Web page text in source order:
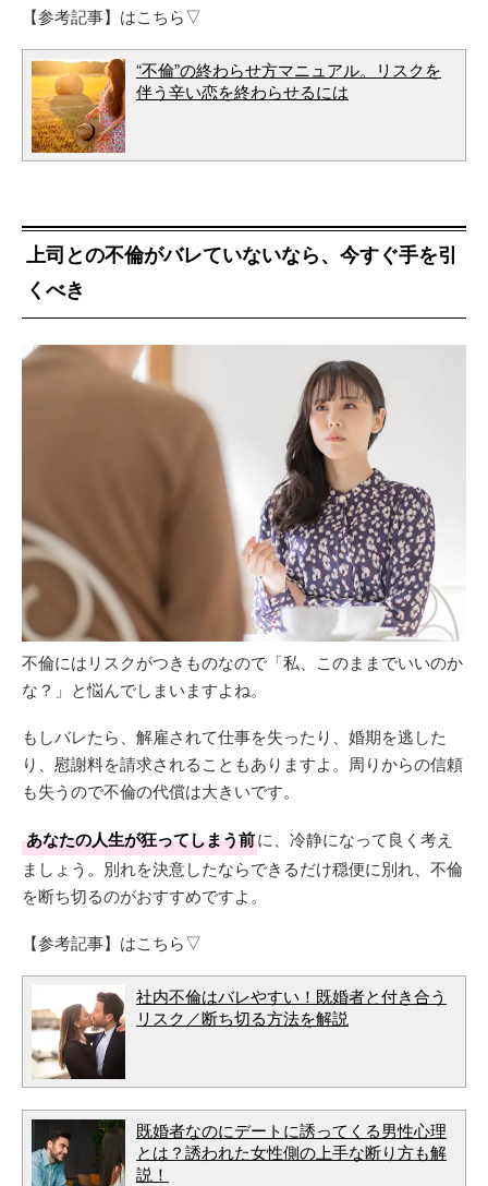
【参考記事】はこちら▽
“不倫”の終わらせ方マニュアル。リスクを
伴う辛い恋を終わらせるには
上司との不倫がバレていないなら、今すぐ手を引
くべき
不倫にはリスクがつきものなので「私、このままでいいのか
な？」と悩んでしまいますよね。
もしバレたら、解雇されて仕事を失ったり、婚期を逃した
り、慰謝料を請求されることもありますよ。周りからの信頼
も失うので不倫の代償は大きいです。
あなたの人生が狂ってしまう前に、冷静になって良く考え
ましょう。別れを決意したならできるだけ穏便に別れ、不倫
を断ち切るのがおすすめですよ。
【参考記事】はこちら▽
社内不倫はバレやすい！既婚者と付き合う
リスク／断ち切る方法を解説
既婚者なのにデートに誘ってくる男性心理
とは？誘われた女性側の上手な断り方も解
説！